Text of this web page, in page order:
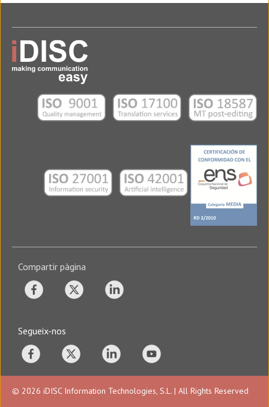
Compartir pàgina
Segueix-nos
© 2026 iDISC Information Technologies, S.L. | All Rights Reserved